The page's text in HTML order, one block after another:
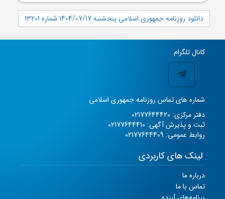
دانلود روزنامه جمهوری اسلامی پنجشنبه 1404/07/17 شماره 13201
کانال تلگرام
شماره های تماس روزنامه جمهوری اسلامی
دفتر مرکزی: 02177644420
ثبت و پذیرش آگهی: 02177644410
روابط عمومی: 02177644409
لینک های کاربردی
درباره ما
تماس با ما